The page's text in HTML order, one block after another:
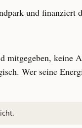
und finanziert
mitgegeben,
Wer seine